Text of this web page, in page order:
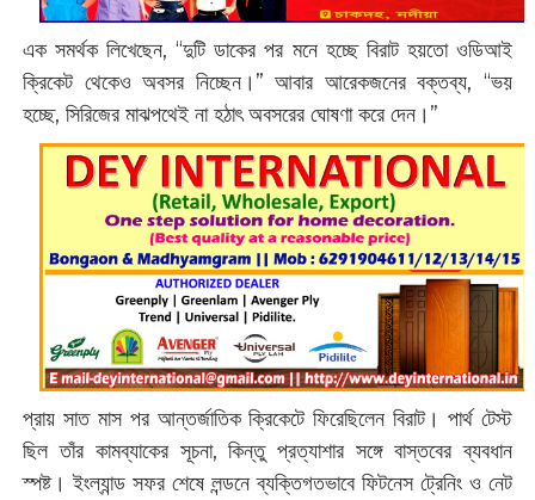
এক সমর্থক লিখেছেন, “দুটি ডাকের পর মনে হচ্ছে বিরাট হয়তো ওডিআই
ক্রিকেট থেকেও অবসর নিচ্ছেন।” আবার আরেকজনের বক্তব্য, “ভয়
হচ্ছে, সিরিজের মাঝপথেই না হঠাৎ অবসরের ঘোষণা করে দেন।”
প্রায় সাত মাস পর আন্তর্জাতিক ক্রিকেটে ফিরেছিলেন বিরাট। পার্থ টেস্ট
ছিল তাঁর কামব্যাকের সূচনা, কিন্তু প্রত্যাশার সঙ্গে বাস্তবের ব্যবধান
স্পষ্ট। ইংল্যান্ড সফর শেষে লন্ডনে ব্যক্তিগতভাবে ফিটনেস ট্রেনিং ও নেট